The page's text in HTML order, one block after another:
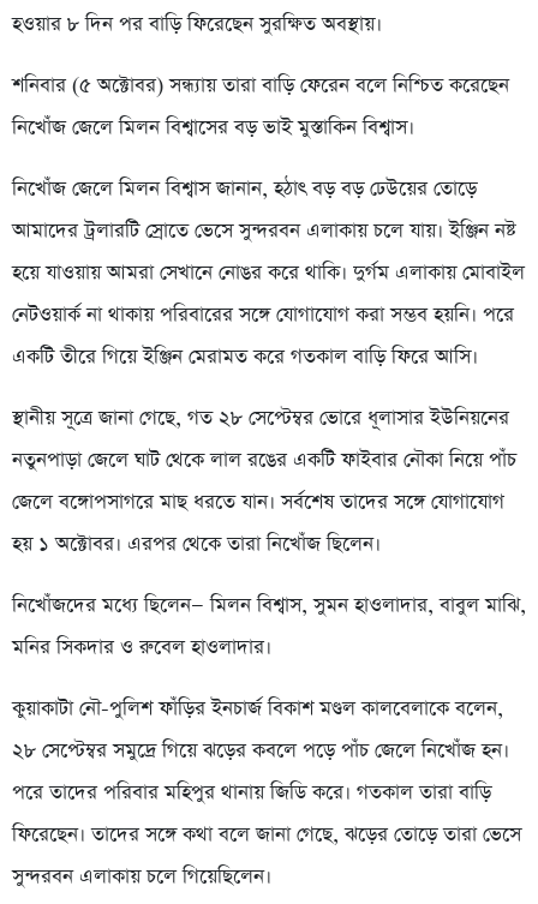
হওয়ার ৮ দিন পর বাড়ি ফিরেছেন সুরক্ষিত অবস্থায়।
শনিবার (৫ অক্টোবর) সন্ধ্যায় তারা বাড়ি ফেরেন বলে নিশ্চিত করেছেন
নিখোঁজ জেলে মিলন বিশ্বাসের বড় ভাই মুস্তাকিন বিশ্বাস।
নিখোঁজ জেলে মিলন বিশ্বাস জানান, হঠাৎ বড় বড় ঢেউয়ের তোড়ে
আমাদের ট্রলারটি স্রোতে ভেসে সুন্দরবন এলাকায় চলে যায়। ইঞ্জিন নষ্ট
হয়ে যাওয়ায় আমরা সেখানে নোঙর করে থাকি। দুর্গম এলাকায় মোবাইল
নেটওয়ার্ক না থাকায় পরিবারের সঙ্গে যোগাযোগ করা সম্ভব হয়নি। পরে
একটি তীরে গিয়ে ইঞ্জিন মেরামত করে গতকাল বাড়ি ফিরে আসি।
স্থানীয় সূত্রে জানা গেছে, গত ২৮ সেপ্টেম্বর ভোরে ধূলাসার ইউনিয়নের
নতুনপাড়া জেলে ঘাট থেকে লাল রঙের একটি ফাইবার নৌকা নিয়ে পাঁচ
জেলে বঙ্গোপসাগরে মাছ ধরতে যান। সর্বশেষ তাদের সঙ্গে যোগাযোগ
হয় ১ অক্টোবর। এরপর থেকে তারা নিখোঁজ ছিলেন।
নিখোঁজদের মধ্যে ছিলেন— মিলন বিশ্বাস, সুমন হাওলাদার, বাবুল মাঝি,
মনির সিকদার ও রুবেল হাওলাদার।
কুয়াকাটা নৌ-পুলিশ ফাঁড়ির ইনচার্জ বিকাশ মণ্ডল কালবেলাকে বলেন,
২৮ সেপ্টেম্বর সমুদ্রে গিয়ে ঝড়ের কবলে পড়ে পাঁচ জেলে নিখোঁজ হন।
পরে তাদের পরিবার মহিপুর থানায় জিডি করে। গতকাল তারা বাড়ি
ফিরেছেন। তাদের সঙ্গে কথা বলে জানা গেছে, ঝড়ের তোড়ে তারা ভেসে
সুন্দরবন এলাকায় চলে গিয়েছিলেন।